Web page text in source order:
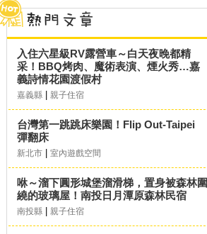
入住六星級RV露營車～白天夜晚都精
采！BBQ烤肉、魔術表演、煙火秀…嘉
義詩情花園渡假村
嘉義縣 親子住宿
台灣第一跳跳床樂園！Flip Out-Taipei
彈翻床
新北市 室內遊戲空間
咻～溜下圓形城堡溜滑梯，置身被森林圍
繞的玻璃屋！南投日月潭原森林民宿
南投縣 親子住宿